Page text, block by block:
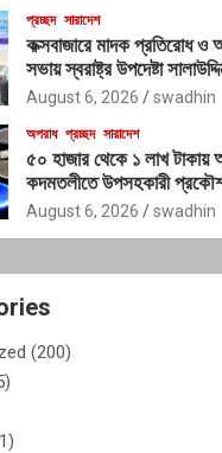
প্রচ্ছদ সারাদেশ
কক্সবাজারে মাদক প্রতিরোধ
সভায় স্বরাষ্ট্র উপদেষ্টা
August 6, 2026 swadhin
অপরাধ প্রচ্ছদ সারাদেশ
৫০ হাজার থেকে ১ লাখ টাকায়
কদমতলীতে উপসহকারী
অভিযোগ
August 6, 2026 swadhin
(200)